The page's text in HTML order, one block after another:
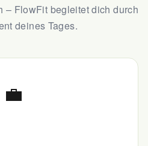
– FlowFit begleitet dich durch
deines Tages.
💼